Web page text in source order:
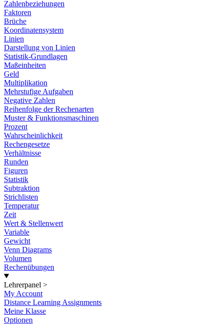
Zahlenbeziehungen
Faktoren
Brüche
Koordinatensystem
Linien
Darstellung von Linien
Statistik-Grundlagen
Maßeinheiten
Geld
Multiplikation
Mehrstufige Aufgaben
Negative Zahlen
Reihenfolge der Rechenarten
Muster & Funktionsmaschinen
Prozent
Wahrscheinlichkeit
Rechengesetze
Verhältnisse
Runden
Figuren
Statistik
Subtraktion
Strichlisten
Temperatur
Zeit
Wert & Stellenwert
Variable
Gewicht
Venn Diagrams
Volumen
Rechenübungen
Lehrerpanel >
My Account
Distance Learning Assignments
Meine Klasse
Optionen